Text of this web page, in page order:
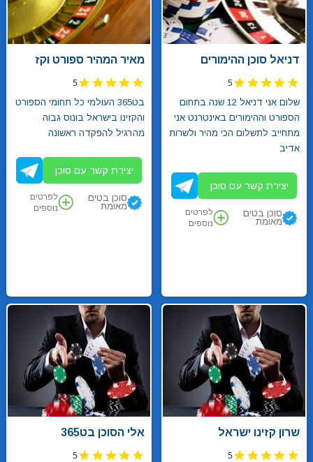
דניאל סוכן ההימורים
5
שלום אני דניאל 12 שנה בתחום
הספורט וההימורים באינטרנט אני
מתחייב לתשלום הכי מהיר ולשרות
אדיב
יצירת קשר עם סוכן
סוכן בטים
מאומת
לפרטים
נוספים
מאיר המהיר ספורט וקז
5
בט365 העולמי כל תחומי הספורט
והקזינו בישראל בונוס גבוה
מהרגיל להפקדה ראשונה
יצירת קשר עם סוכן
סוכן בטים
מאומת
לפרטים
נוספים
שרון קזינו ישראל
5
אלי הסוכן בט365
5